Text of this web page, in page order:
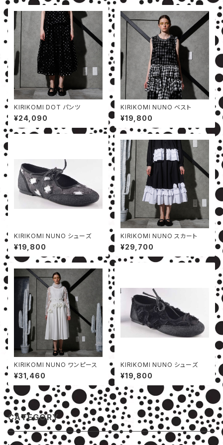
KIRIKOMI DOT パンツ
¥24,090
KIRIKOMI NUNO ベスト
¥19,800
KIRIKOMI NUNO シューズ
¥19,800
KIRIKOMI NUNO スカート
¥29,700
KIRIKOMI NUNO ワンピース
¥31,460
KIRIKOMI NUNO シューズ
¥19,800
CATEGORY